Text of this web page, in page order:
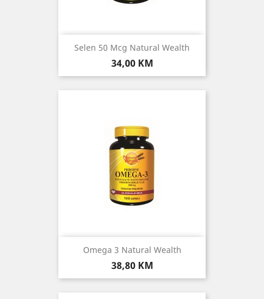
Selen 50 Mcg Natural Wealth
Cijena
34,00 KM
Omega 3 Natural Wealth
Cijena
38,80 KM